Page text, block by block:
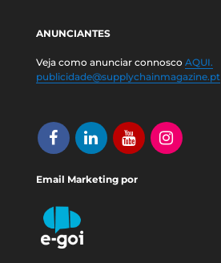
ANUNCIANTES
Veja como anunciar connosco AQUI.
publicidade@supplychainmagazine.pt
Email Marketing por